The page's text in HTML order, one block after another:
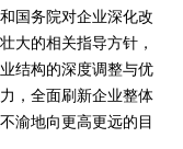
国务院对企业深化改
大的相关指导方针，
结构的深度调整与优
，全面刷新企业整体
渝地向更高更远的目